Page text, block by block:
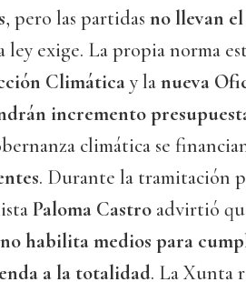
, pero las partidas no llevan
ley exige. La propia norma
Climáticay lanueva
incremento
climática se
. Durante la tramitación
Paloma Castro advirtió
habilita medios para
a la totalidad. La Xunta